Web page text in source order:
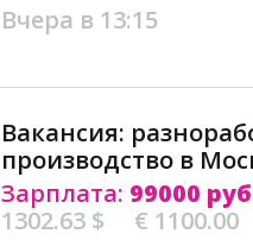
Вчера в 13:15
Вакансия:
производство в
Зарплата: 99000
1302.63 $
€ 1100.00